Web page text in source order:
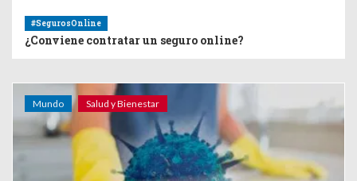
#SegurosOnline
¿Conviene contratar un seguro online?
Mundo Salud y Bienestar